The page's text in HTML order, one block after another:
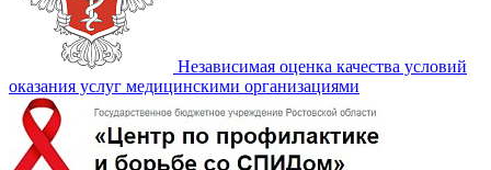
Независимая оценка качества условий
оказания услуг медицинскими организациями